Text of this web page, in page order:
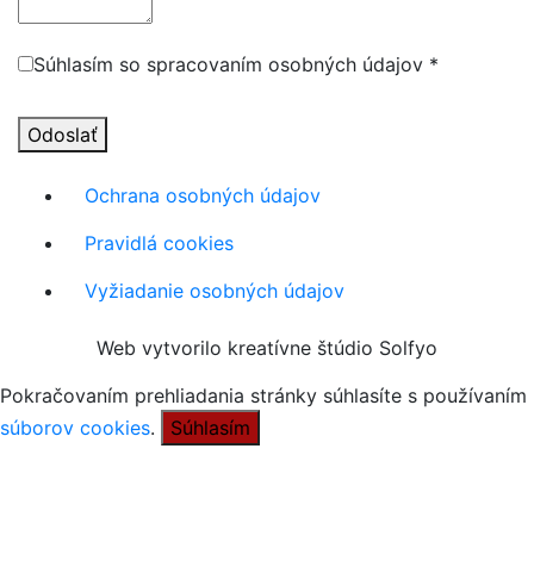
Súhlasím so spracovaním osobných údajov *
Odoslať
Ochrana osobných údajov
Pravidlá cookies
Vyžiadanie osobných údajov
Web vytvorilo kreatívne štúdio Solfyo
Pokračovaním prehliadania stránky súhlasíte s používaním
súborov cookies. Súhlasím